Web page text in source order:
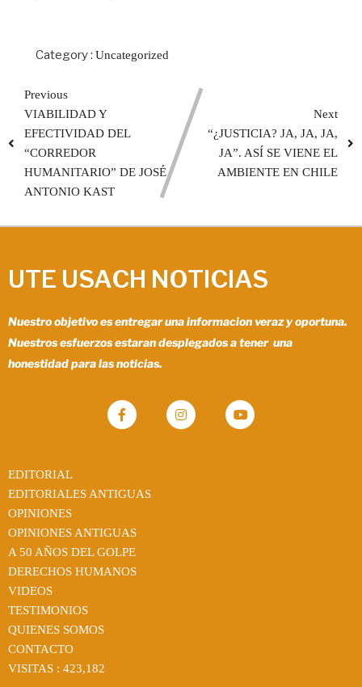
Category : Uncategorized
Previous
VIABILIDAD Y
EFECTIVIDAD DEL
“CORREDOR
HUMANITARIO” DE JOSÉ
ANTONIO KAST
Next
“¿JUSTICIA? JA, JA, JA,
JA”. ASÍ SE VIENE EL
AMBIENTE EN CHILE
UTE USACH NOTICIAS
Nuestro objetivo es entregar una informacion veraz y oportuna.
Nuestros esfuerzos estaran desplegados a tener una
honestidad para las noticias.
EDITORIAL
EDITORIALES ANTIGUAS
OPINIONES
OPINIONES ANTIGUAS
A 50 AÑOS DEL GOLPE
DERECHOS HUMANOS
VIDEOS
TESTIMONIOS
QUIENES SOMOS
CONTACTO
VISITAS : 423,182